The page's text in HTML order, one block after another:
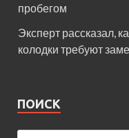
пробегом
Эксперт рассказал,
колодки требуют
ПОИСК